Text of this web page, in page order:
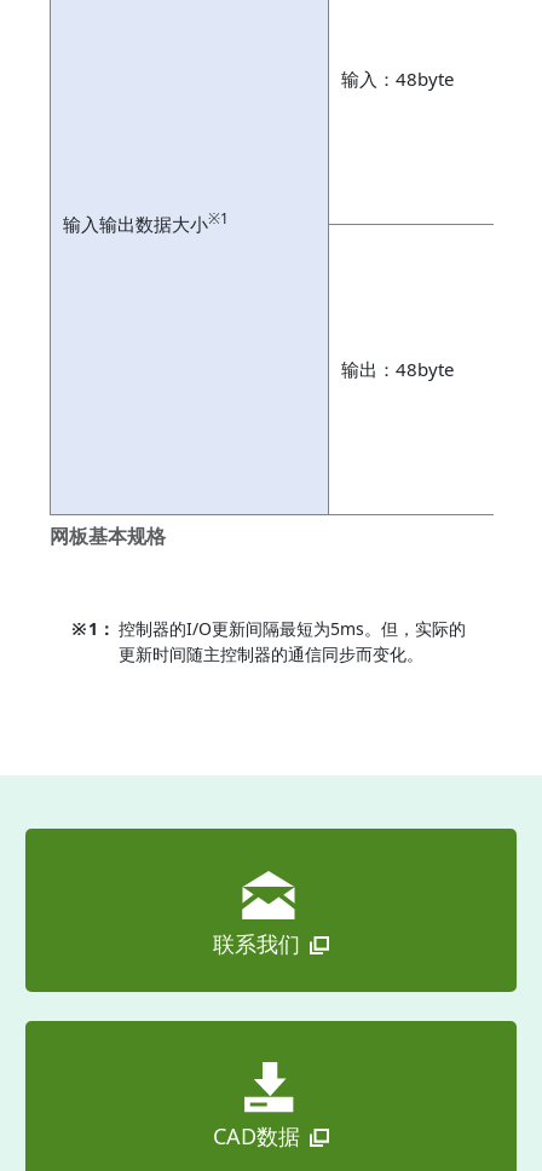
网板基本规格
输入输出数据大小※1
输入：48byte
输出：48byte
※1： 控制器的I/O更新间隔最短为5ms。但，实际的
更新时间随主控制器的通信同步而变化。
联系我们
CAD数据